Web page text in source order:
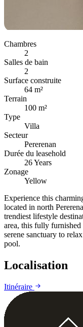
Chambres
2
Salles de bain
2
Surface construite
64 m²
Terrain
100 m²
Type
Villa
Secteur
Pererenan
Durée du leasehold
26 Years
Zonage
Yellow
Experience this
located in north
trendiest lifestyle
area, this fully
serene sanctuary to
pool.
Localisation
Itinéraire